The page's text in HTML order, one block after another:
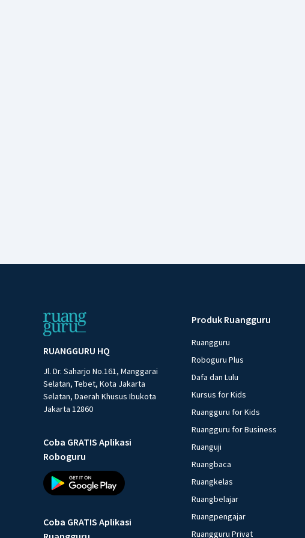
RUANGGURU HQ
Jl. Dr. Saharjo No.161, Manggarai
Selatan, Tebet, Kota Jakarta
Selatan, Daerah Khusus Ibukota
Jakarta 12860
Coba GRATIS Aplikasi
Roboguru
Coba GRATIS Aplikasi
Produk Ruangguru
Ruangguru
Roboguru Plus
Dafa dan Lulu
Kursus for Kids
Ruangguru for Kids
Ruangguru for Business
Ruanguji
Ruangbaca
Ruangkelas
Ruangbelajar
Ruangpengajar
Ruangguru Privat